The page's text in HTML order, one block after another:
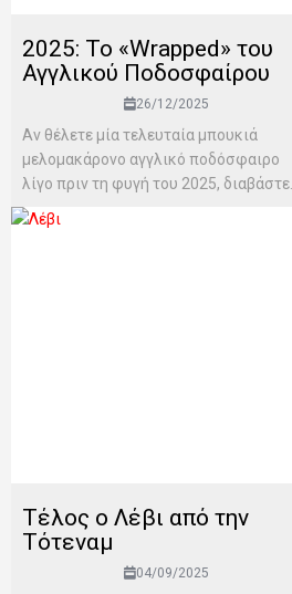
2025: Το «Wrapped» του
Αγγλικού Ποδοσφαίρου
26/12/2025
Αν θέλετε μία τελευταία μπουκιά
μελομακάρονο αγγλικό ποδόσφαιρο
λίγο πριν τη φυγή του 2025, διαβάστε...
Τέλος ο Λέβι από την
Τότεναμ
04/09/2025